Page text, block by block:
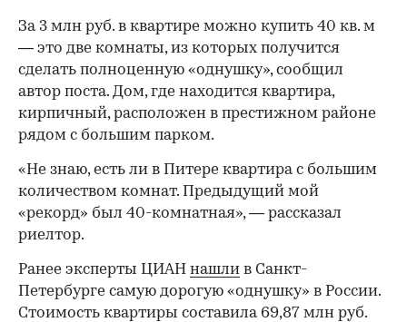
За 3 млн руб. в квартире можно купить 40 кв. м
— это две комнаты, из которых получится
сделать полноценную «однушку», сообщил
автор поста. Дом, где находится квартира,
кирпичный, расположен в престижном районе
рядом с большим парком.
«Не знаю, есть ли в Питере квартира с большим
количеством комнат. Предыдущий мой
«рекорд» был 40-комнатная», — рассказал
риелтор.
Ранее эксперты ЦИАН нашли в Санкт-
Петербурге самую дорогую «однушку» в России.
Стоимость квартиры составила 69,87 млн руб.